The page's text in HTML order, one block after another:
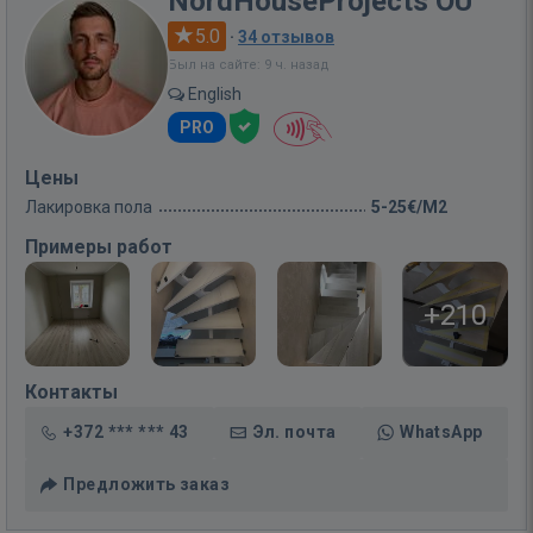
5.0 · 34 отзывов
Был на сайте: 9 ч. назад
English
PRO
Цены
Лакировка пола 5-25€/M2
Примеры работ
+210
Контакты
+372 *** *** 43 Эл. почта WhatsApp
Предложить заказ